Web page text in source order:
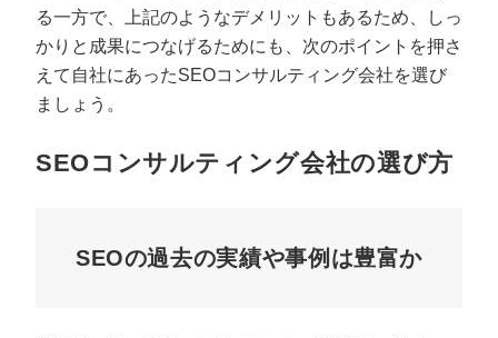
る一方で、上記のようなデメリットもあるため、しっ
かりと成果につなげるためにも、次のポイントを押さ
えて自社にあったSEOコンサルティング会社を選び
ましょう。
SEOコンサルティング会社の選び方
SEOの過去の実績や事例は豊富か